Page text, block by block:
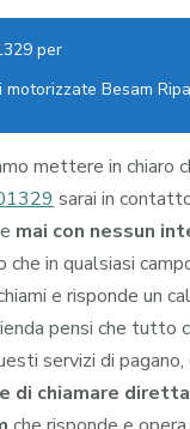
per
Besam
mettere in chiaro
sarai in
mai con nessun
in qualsiasi
e risponde un
pensi che tutto
servizi di
di chiamare